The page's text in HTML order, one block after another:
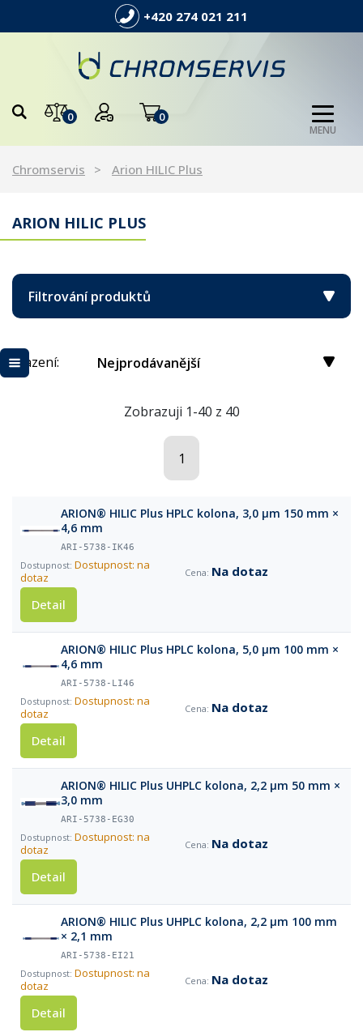
+420 274 021 211
0 0
MENU
Chromservis Arion HILIC Plus
ARION HILIC PLUS
Filtrování produktů
Řazení: Nejprodávanější
Zobrazuji 1-40 z 40
1
ARION® HILIC Plus HPLC kolona, 3,0 µm 150 mm ×
4,6 mm
ARI-5738-IK46
Dostupnost: na
dotaz
Na dotaz
Detail
ARION® HILIC Plus HPLC kolona, 5,0 µm 100 mm ×
4,6 mm
ARI-5738-LI46
Dostupnost: na
dotaz
Na dotaz
Detail
ARION® HILIC Plus UHPLC kolona, 2,2 µm 50 mm ×
3,0 mm
ARI-5738-EG30
Dostupnost: na
dotaz
Na dotaz
Detail
ARION® HILIC Plus UHPLC kolona, 2,2 µm 100 mm
× 2,1 mm
ARI-5738-EI21
Dostupnost: na
dotaz
Na dotaz
Detail